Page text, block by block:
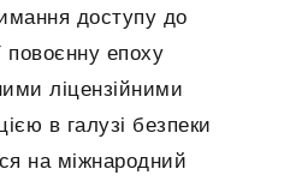
доступу до
повоєнну епоху
ліцензійними
в галузі безпеки
на міжнародний